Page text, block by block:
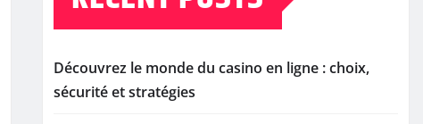
Découvrez le monde du casino en ligne : choix,
sécurité et stratégies